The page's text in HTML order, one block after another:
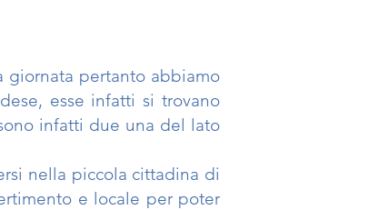
giornata pertanto abbiamo
esse infatti si trovano
infatti due una del lato
nella piccola cittadina di
e locale per poter